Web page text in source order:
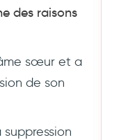
des raisons
sœur et a
de son